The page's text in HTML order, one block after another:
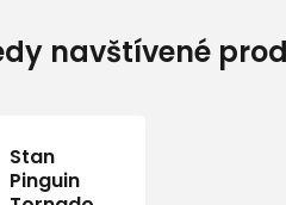
navštívené
Stan
Pinguin